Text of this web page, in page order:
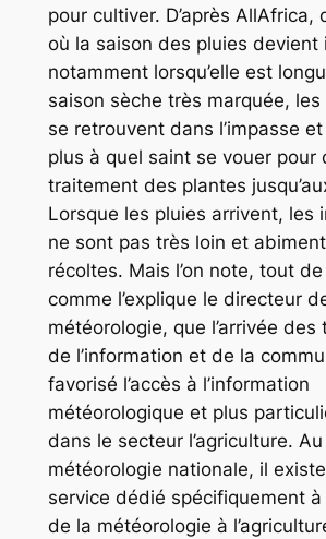
pour cultiver. D’après AllAfrica,
où la saison des pluies devient
notamment lorsqu’elle est
saison sèche très marquée,
se retrouvent dans l’impasse
plus à quel saint se vouer pour
traitement des plantes
Lorsque les pluies arrivent, les
ne sont pas très loin et
récoltes. Mais l’on note, tout
comme l’explique le directeur
météorologie, que l’arrivée des
de l’information et de la
favorisé l’accès à l’information
météorologique et plus
dans le secteur l’agriculture.
météorologie nationale, il
service dédié spécifiquement à
de la météorologie à